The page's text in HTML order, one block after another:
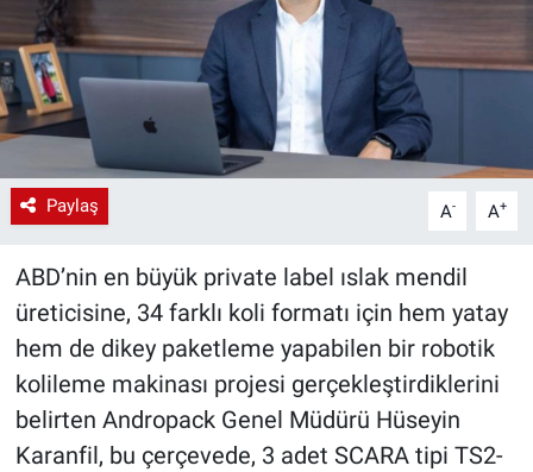
Paylaş A- A+
ABD’nin en büyük private label ıslak mendil
üreticisine, 34 farklı koli formatı için hem yatay
hem de dikey paketleme yapabilen bir robotik
kolileme makinası projesi gerçekleştirdiklerini
belirten Andropack Genel Müdürü Hüseyin
Karanfil, bu çerçevede, 3 adet SCARA tipi TS2-